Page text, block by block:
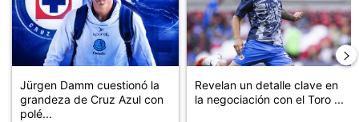
Jürgen Damm cuestionó la
grandeza de Cruz Azul con
polé...
Revelan un detalle clave en
la negociación con el Toro ...